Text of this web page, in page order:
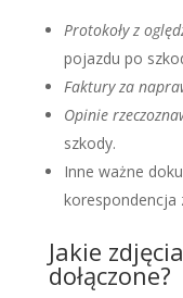
Protokoły z
pojazdu po
Faktury za
Opinie
szkody.
Inne ważne
korespondencja
Jakie
dołączone?